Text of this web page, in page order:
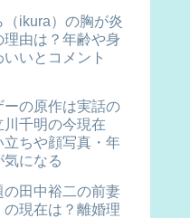
（ikura）の胸が炎
理由は？年齢や身
いとコメント
ーの原作は実話の
川千明の今現在
立ちや顔写真・年
気になる
の田中裕二の前妻
の現在は？離婚理